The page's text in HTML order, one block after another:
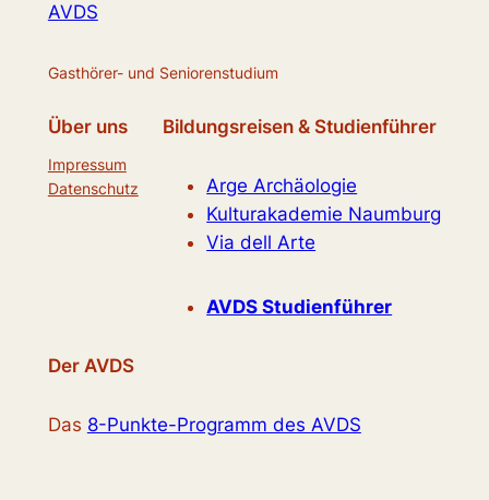
AVDS
Gasthörer- und Seniorenstudium
Über uns
Impressum
Datenschutz
Bildungsreisen & Studienführer
Arge Archäologie
Kulturakademie Naumburg
Via dell Arte
AVDS Studienführer
Der AVDS
Das 8-Punkte-Programm des AVDS